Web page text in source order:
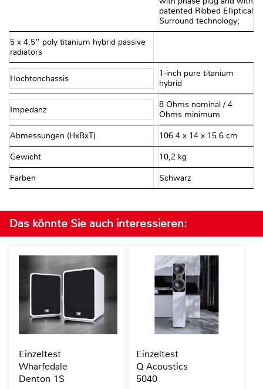
patented Ribbed Elliptical
Surround technology;
5 x 4.5” poly titanium hybrid passive
radiators
Hochtonchassis
1-inch pure titanium
hybrid
Impedanz
8 Ohms nominal / 4
Ohms minimum
Abmessungen (HxBxT) 106.4 x 14 x 15.6 cm
Gewicht 10,2 kg
Farben Schwarz
Das könnte Sie auch interessieren:
Einzeltest
Wharfedale
Denton 1S
Einzeltest
Q Acoustics
5040